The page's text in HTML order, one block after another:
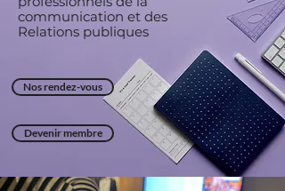
communication et des
Relations publiques
Nos rendez-vous
Devenir membre